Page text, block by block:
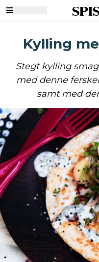
Kylling
Stegt kylling
med denne
samt med